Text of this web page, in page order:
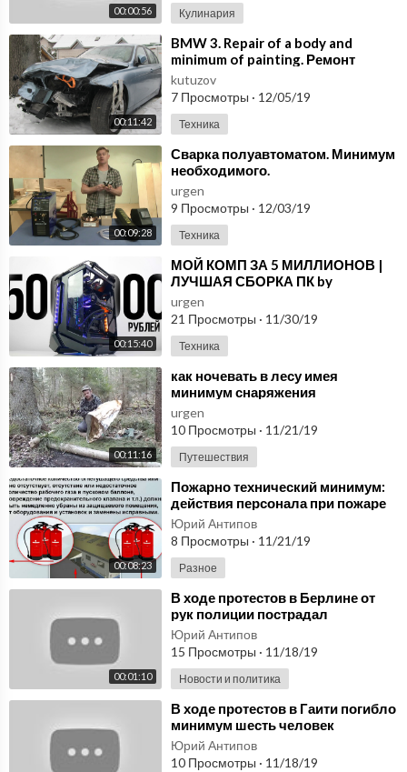
00:00:56 Кулинария
00:11:42
⁣BMW 3. Repair of a body and
minimum of painting. Ремонт
кузова и минимум покраски.
kutuzov
7 Просмотры · 12/05/19
Техника
00:09:28
⁣Сварка полуавтоматом. Минимум
необходимого.
urgen
9 Просмотры · 12/03/19
Техника
00:15:40
⁣МОЙ КОМП ЗА 5 МИЛЛИОНОВ |
ЛУЧШАЯ СБОРКА ПК by
KOMPUKTER
urgen
21 Просмотры · 11/30/19
Техника
00:11:16
⁣как ночевать в лесу имея
минимум снаряжения
urgen
10 Просмотры · 11/21/19
Путешествия
00:08:23
⁣Пожарно технический минимум:
действия персонала при пожаре
Юрий Антипов
8 Просмотры · 11/21/19
Разное
00:01:10
⁣В ходе протестов в Берлине от
рук полиции пострадал
журналист видеоагентства Ruptly
Юрий Антипов
15 Просмотры · 11/18/19
Новости и политика
⁣В ходе протестов в Гаити погибло
минимум шесть человек
Юрий Антипов
10 Просмотры · 11/18/19